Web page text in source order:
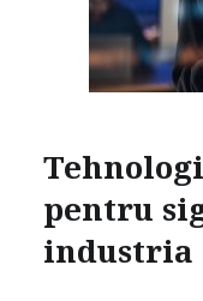
pentru
industria